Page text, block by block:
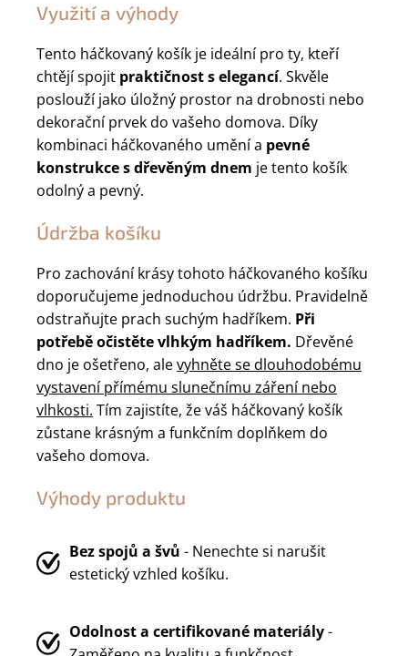
Využití a výhody
Tento háčkovaný košík je ideální pro ty, kteří
chtějí spojit praktičnost s elegancí. Skvěle
poslouží jako úložný prostor na drobnosti nebo
dekorační prvek do vašeho domova. Díky
kombinaci háčkovaného umění a pevné
konstrukce s dřevěným dnem je tento košík
odolný a pevný.
Údržba košíku
Pro zachování krásy tohoto háčkovaného košíku
doporučujeme jednoduchou údržbu. Pravidelně
odstraňujte prach suchým hadříkem. Při
potřebě očistěte vlhkým hadříkem. Dřevěné
dno je ošetřeno, alevyhněte se dlouhodobému
vystavení přímému slunečnímu záření nebo
vlhkosti. Tím zajistíte, že váš háčkovaný košík
zůstane krásným a funkčním doplňkem do
vašeho domova.
Výhody produktu
Bez spojů a švů - Nenechte si narušit
estetický vzhled košíku.
Odolnost a certifikované materiály-